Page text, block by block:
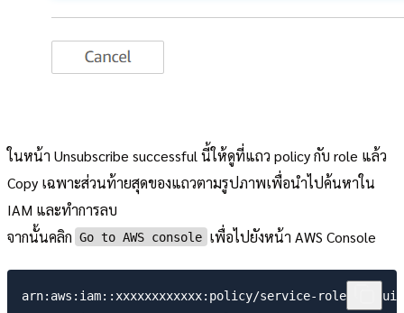
ในหน้า Unsubscribe successful นี้ให้ดูที่แถว policy กับ role แล้ว
Copy เฉพาะส่วนท้ายสุดของแถวตามรูปภาพเพื่อนำไปค้นหาใน
IAM และทำการลบ
จากนั้นคลิก Go to AWS console เพื่อไปยังหน้า AWS Console
arn:aws:iam::xxxxxxxxxxxx:policy/service-role/